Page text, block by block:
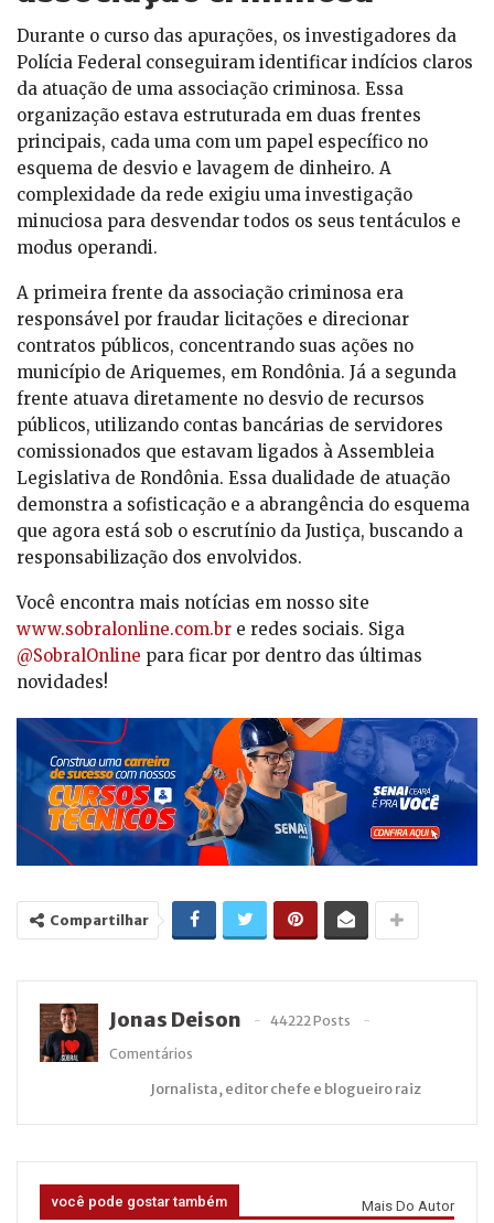
Durante o curso das apurações, os investigadores da
Polícia Federal conseguiram identificar indícios claros
da atuação de uma associação criminosa. Essa
organização estava estruturada em duas frentes
principais, cada uma com um papel específico no
esquema de desvio e lavagem de dinheiro. A
complexidade da rede exigiu uma investigação
minuciosa para desvendar todos os seus tentáculos e
modus operandi.
A primeira frente da associação criminosa era
responsável por fraudar licitações e direcionar
contratos públicos, concentrando suas ações no
município de Ariquemes, em Rondônia. Já a segunda
frente atuava diretamente no desvio de recursos
públicos, utilizando contas bancárias de servidores
comissionados que estavam ligados à Assembleia
Legislativa de Rondônia. Essa dualidade de atuação
demonstra a sofisticação e a abrangência do esquema
que agora está sob o escrutínio da Justiça, buscando a
responsabilização dos envolvidos.
Você encontra mais notícias em nosso site
www.sobralonline.com.br e redes sociais. Siga
@SobralOnline para ficar por dentro das últimas
novidades!
Compartilhar
Jonas Deison
44222 Posts
Comentários
Jornalista, editor chefe e blogueiro raiz
você pode gostar também Mais Do Autor